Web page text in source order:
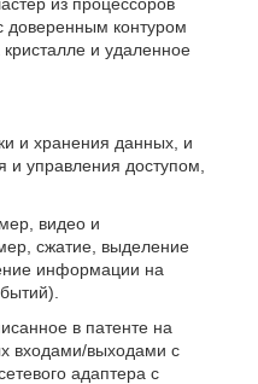
доверенным контуром
и удаленное
и хранения данных, и
и управления доступом,
видео и
сжатие, выделение
информации на
в патенте на
входами/выходами с
адаптера с